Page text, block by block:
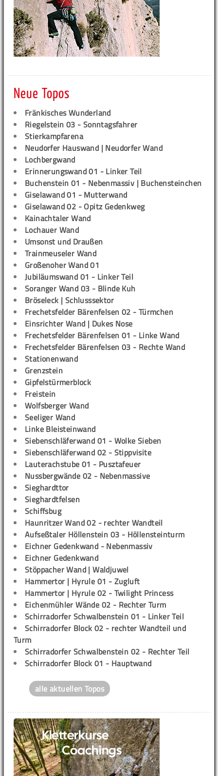
Neue Topos
Fränkisches Wunderland
Riegelstein 03 - Sonntagsfahrer
Stierkampfarena
Neudorfer Hauswand | Neudorfer Wand
Lochbergwand
Erinnerungswand 01 - Linker Teil
Buchenstein 01 - Nebenmassiv | Buchensteinchen
Giselawand 01 - Mutterwand
Giselawand 02 - Opitz Gedenkweg
Kainachtaler Wand
Lochauer Wand
Umsonst und Draußen
Trainmeuseler Wand
Großenoher Wand 01
Jubiläumswand 01 - Linker Teil
Soranger Wand 03 - Blinde Kuh
Bröseleck | Schlusssektor
Frechetsfelder Bärenfelsen 02 - Türmchen
Einsrichter Wand | Dukes Nose
Frechetsfelder Bärenfelsen 01 - Linke Wand
Frechetsfelder Bärenfelsen 03 - Rechte Wand
Stationenwand
Grenzstein
Gipfelstürmerblock
Freistein
Wolfsberger Wand
Seeliger Wand
Linke Bleisteinwand
Siebenschläferwand 01 - Wolke Sieben
Siebenschläferwand 02 - Stippvisite
Lauterachstube 01 - Pusztafeuer
Nussbergwände 02 - Nebenmassive
Sieghardttor
Sieghardtfelsen
Schiffsbug
Haunritzer Wand 02 - rechter Wandteil
Aufseßtaler Höllenstein 03 - Höllensteinturm
Eichner Gedenkwand - Nebenmassiv
Eichner Gedenkwand
Stöppacher Wand | Waldjuwel
Hammertor | Hyrule 01 - Zugluft
Hammertor | Hyrule 02 - Twilight Princess
Eichenmühler Wände 02 - Rechter Turm
Schirradorfer Schwalbenstein 01 - Linker Teil
Schirradorfer Block 02 - rechter Wandteil und
Turm
Schirradorfer Schwalbenstein 02 - Rechter Teil
Schirradorfer Block 01 - Hauptwand
alle aktuellen Topos